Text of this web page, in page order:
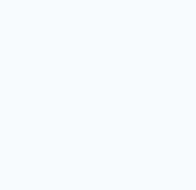
amarrada